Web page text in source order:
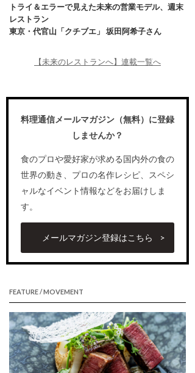
トライ＆エラーで見えた未来の営業モデル、週末
レストラン
東京・代官山「クチブエ」 坂田阿希子さん
【未来のレストランへ】連載一覧へ
料理通信メールマガジン（無料）に登録
しませんか？
食のプロや愛好家が求める国内外の食の
世界の動き、プロの名作レシピ、スペシ
ャルなイベント情報などをお届けしま
す。
メールマガジン登録はこちら
FEATURE / MOVEMENT